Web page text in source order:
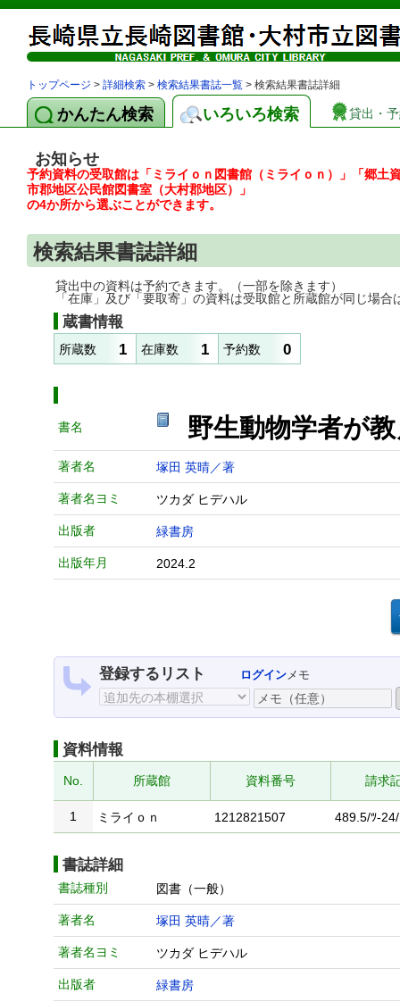
トップページ > 詳細検索 > 検索結果書誌一覧 > 検索結果書誌詳細
かんたん検索 いろいろ検索 貸出・
お知らせ
予約資料の受取館は「ミライｏｎ図書館（ミライｏｎ）」「郷
市郡地区公民館図書室（大村郡地区）」
の4か所から選ぶことができます。
検索結果書誌詳細
貸出中の資料は予約できます。（一部を除きます）
「在庫」及び「要取寄」の資料は受取館と所蔵館が同じ場合
蔵書情報
所蔵数 1 在庫数 1 予約数 0
書名 野生動物学者が
著者名 塚田 英晴／著
著者名ヨミ ツカダ ヒデハル
出版者 緑書房
出版年月 2024.2
登録するリスト ログインメモ
資料情報
No. 所蔵館 資料番号 請求
1 ミライｏｎ 1212821507 489.5/ﾂ-24/
書誌詳細
書誌種別 図書（一般）
著者名 塚田 英晴／著
著者名ヨミ ツカダ ヒデハル
出版者 緑書房